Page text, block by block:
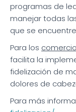
programas de
manejar todas
que se
Para los
facilita la
fidelización de
dolores de
Para más